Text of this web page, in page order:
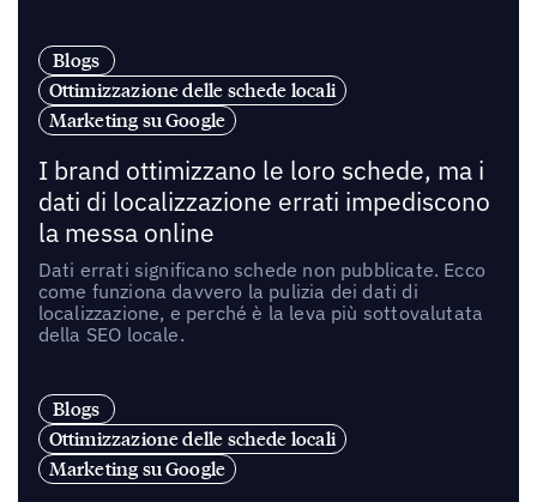
Blogs
Ottimizzazione delle schede locali
Marketing su Google
I brand ottimizzano le loro schede, ma i
dati di localizzazione errati impediscono
la messa online
Dati errati significano schede non pubblicate. Ecco
come funziona davvero la pulizia dei dati di
localizzazione, e perché è la leva più sottovalutata
della SEO locale.
Blogs
Ottimizzazione delle schede locali
Marketing su Google